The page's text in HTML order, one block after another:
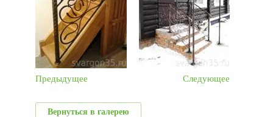
Предыдущее Следующее
Вернуться в галерею